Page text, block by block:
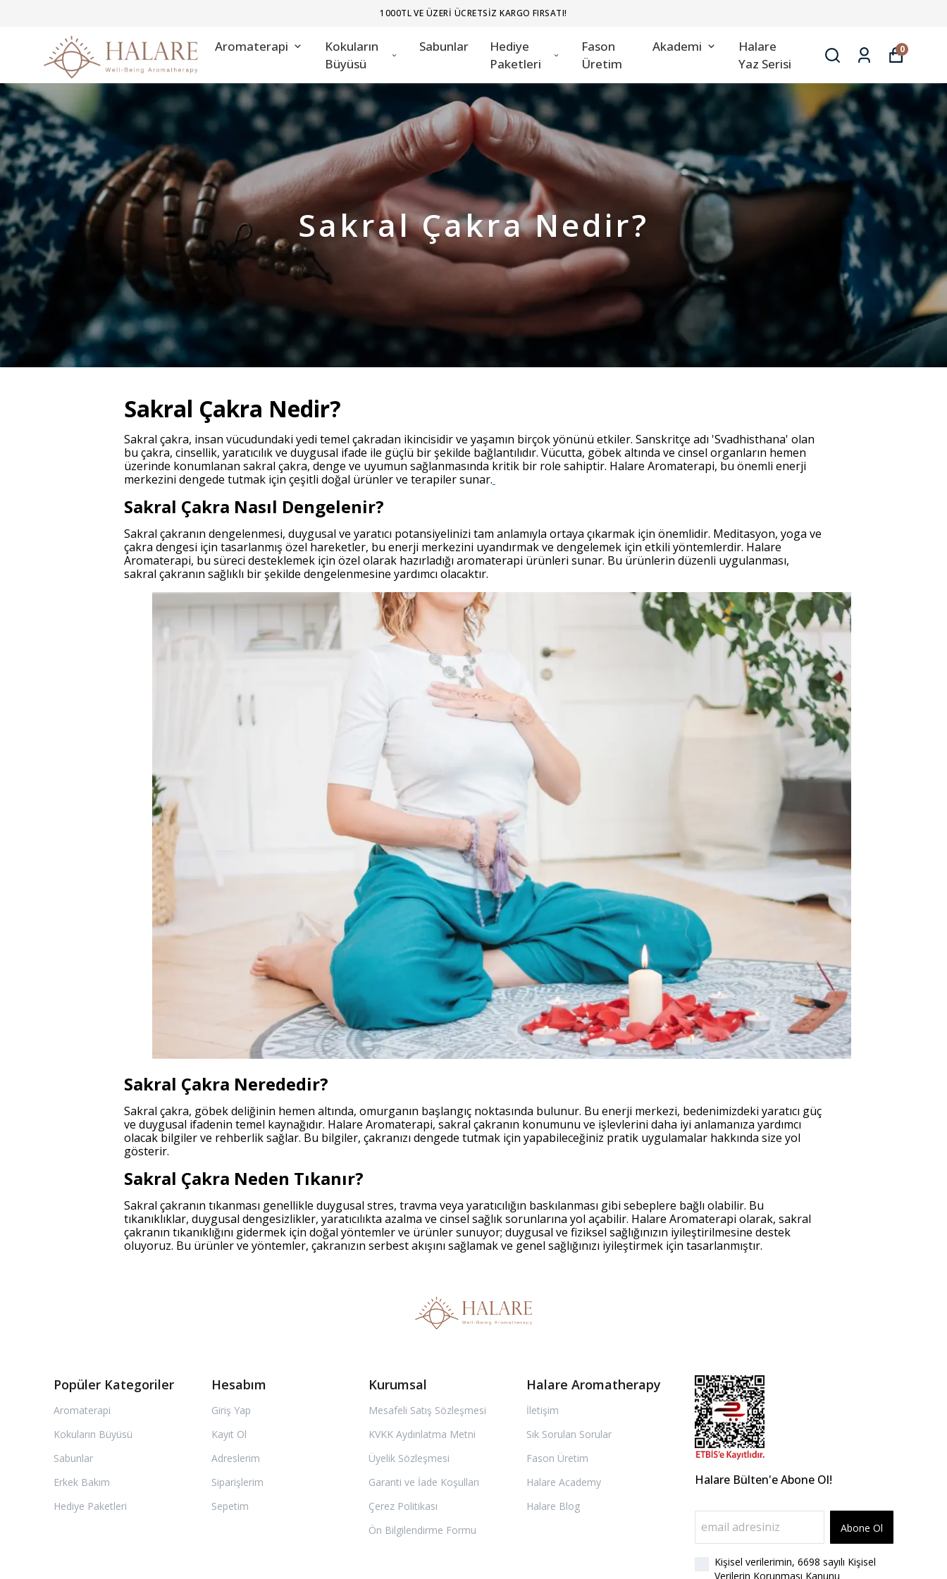
1000TL VE ÜZERI ÜCRETSIZ KARGO FIRSATI!
Aromaterapi
Kokuların
Büyüsü
Sabunlar
Hediye
Paketleri
Fason
Üretim
Akademi
Halare
Yaz Serisi
0
Sakral Çakra Nedir?
Sakral Çakra Nedir?
Sakral çakra, insan vücudundaki yedi temel çakradan ikincisidir ve yaşamın birçok yönünü etkiler. Sanskritçe adı 'Svadhisthana' olan
bu çakra, cinsellik, yaratıcılık ve duygusal ifade ile güçlü bir şekilde bağlantılıdır. Vücutta, göbek altında ve cinsel organların hemen
üzerinde konumlanan sakral çakra, denge ve uyumun sağlanmasında kritik bir role sahiptir. Halare Aromaterapi, bu önemli enerji
merkezini dengede tutmak için çeşitli doğal ürünler ve terapiler sunar.
Sakral Çakra Nasıl Dengelenir?
Sakral çakranın dengelenmesi, duygusal ve yaratıcı potansiyelinizi tam anlamıyla ortaya çıkarmak için önemlidir. Meditasyon, yoga ve
çakra dengesi için tasarlanmış özel hareketler, bu enerji merkezini uyandırmak ve dengelemek için etkili yöntemlerdir. Halare
Aromaterapi, bu süreci desteklemek için özel olarak hazırladığı aromaterapi ürünleri sunar. Bu ürünlerin düzenli uygulanması,
sakral çakranın sağlıklı bir şekilde dengelenmesine yardımcı olacaktır.
Sakral Çakra Nerededir?
Sakral çakra, göbek deliğinin hemen altında, omurganın başlangıç noktasında bulunur. Bu enerji merkezi, bedenimizdeki yaratıcı güç
ve duygusal ifadenin temel kaynağıdır. Halare Aromaterapi, sakral çakranın konumunu ve işlevlerini daha iyi anlamanıza yardımcı
olacak bilgiler ve rehberlik sağlar. Bu bilgiler, çakranızı dengede tutmak için yapabileceğiniz pratik uygulamalar hakkında size yol
gösterir.
Sakral Çakra Neden Tıkanır?
Sakral çakranın tıkanması genellikle duygusal stres, travma veya yaratıcılığın baskılanması gibi sebeplere bağlı olabilir. Bu
tıkanıklıklar, duygusal dengesizlikler, yaratıcılıkta azalma ve cinsel sağlık sorunlarına yol açabilir. Halare Aromaterapi olarak, sakral
çakranın tıkanıklığını gidermek için doğal yöntemler ve ürünler sunuyor; duygusal ve fiziksel sağlığınızın iyileştirilmesine destek
oluyoruz. Bu ürünler ve yöntemler, çakranızın serbest akışını sağlamak ve genel sağlığınızı iyileştirmek için tasarlanmıştır.
Popüler Kategoriler
Aromaterapi
Kokuların Büyüsü
Sabunlar
Erkek Bakım
Hediye Paketleri
Hesabım
Giriş Yap
Kayıt Ol
Adreslerim
Siparişlerim
Sepetim
Kurumsal
Mesafeli Satış Sözleşmesi
KVKK Aydınlatma Metni
Üyelik Sözleşmesi
Garanti ve İade Koşulları
Çerez Politikası
Ön Bilgilendirme Formu
Halare Aromatherapy
İletişim
Sık Sorulan Sorular
Fason Üretim
Halare Academy
Halare Blog
Halare Bülten'e Abone Ol!
Abone Ol
Kişisel verilerimin, 6698 sayılı Kişisel
Verilerin Korunması Kanunu